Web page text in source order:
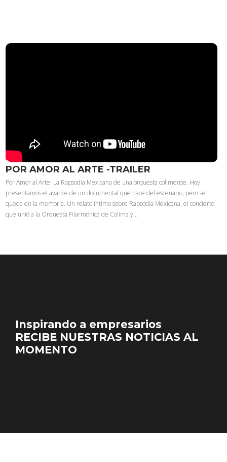
POR AMOR AL ARTE -TRAILER
Por Amor al Arte: La Rapsodia Mexicana de una orquesta colimense. Hoy
presentamos el avance de un documental que nace del escenario, pero se
queda en la memoria. Un relato íntimo sobre Rapsodia Mexicana, el concierto
que unió a la Orquesta Filarmónica de Colima y…
Inspirando a empresarios
RECIBE NUESTRAS NOTICIAS AL
MOMENTO